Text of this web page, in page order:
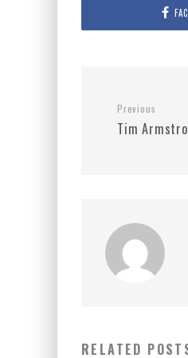
Previous
Tim
RELATED